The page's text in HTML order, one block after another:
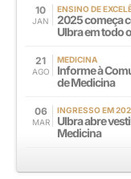
10
JAN
ENSINO DE
2025 começa
Ulbra em todo
21
AGO
MEDICINA
Informe à
de Medicina
06
MAR
INGRESSO EM
Ulbra abre
Medicina